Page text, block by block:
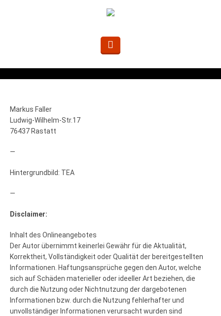
Markus Faller
Ludwig-Wilhelm-Str.17
76437 Rastatt
—
Hintergrundbild: TEA
—
Disclaimer:
Inhalt des Onlineangebotes
Der Autor übernimmt keinerlei Gewähr für die Aktualität,
Korrektheit, Vollständigkeit oder Qualität der bereitgestellten
Informationen. Haftungsansprüche gegen den Autor, welche
sich auf Schäden materieller oder ideeller Art beziehen, die
durch die Nutzung oder Nichtnutzung der dargebotenen
Informationen bzw. durch die Nutzung fehlerhafter und
unvollständiger Informationen verursacht wurden sind